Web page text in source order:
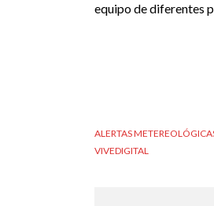
equipo de diferentes
ALERTAS
VIVEDIGITAL